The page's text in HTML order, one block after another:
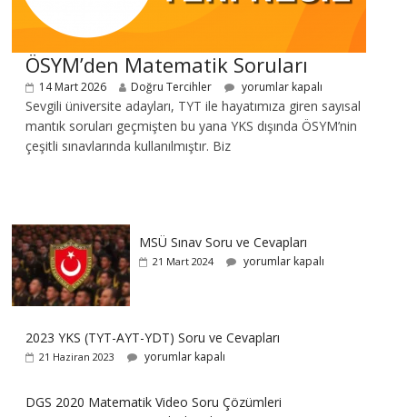
ÖSYM’den Matematik Soruları
14 Mart 2026 Doğru Tercihler yorumlar kapalı
Sevgili üniversite adayları, TYT ile hayatımıza giren sayısal
mantık soruları geçmişten bu yana YKS dışında ÖSYM’nin
çeşitli sınavlarında kullanılmıştır. Biz
MSÜ Sınav Soru ve Cevapları
21 Mart 2024 yorumlar kapalı
2023 YKS (TYT-AYT-YDT) Soru ve Cevapları
21 Haziran 2023 yorumlar kapalı
DGS 2020 Matematik Video Soru Çözümleri